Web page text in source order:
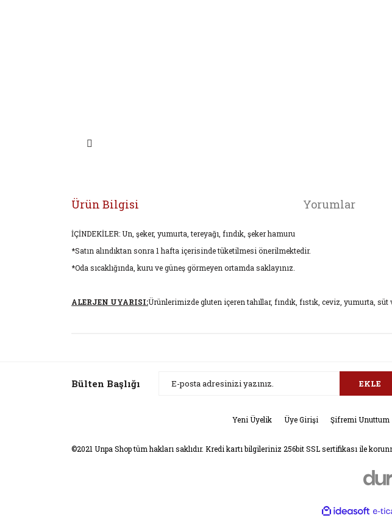
Ürün Bilgisi Yorumlar
İÇİNDEKİLER: Un, şeker, yumurta, tereyağı, fındık, şeker hamuru
*Satın alındıktan sonra 1 hafta içerisinde tüketilmesi önerilmektedir.
*Oda sıcaklığında, kuru ve güneş görmeyen ortamda saklayınız.
ALERJEN UYARISI:Ürünlerimizde gluten içeren tahıllar, fındık, fıstık, ceviz, yumurta,
Ürün resmi kalitesiz, bozuk veya görüntülenemiyor.
Bu ürüne benzer farklı alternatifler olmalı.
Bülten Başlığı EKLE
Yeni Üyelik Üye Girişi Şifremi Unuttum
©2021 Unpa Shop tüm hakları saklıdır. Kredi kartı bilgileriniz 256bit SSL sertifikası ile